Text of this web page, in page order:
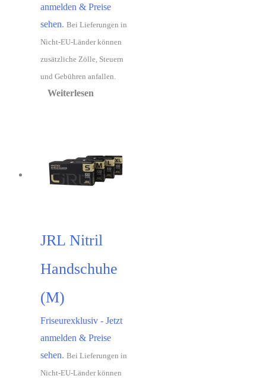
anmelden & Preise
sehen. Bei Lieferungen in
Nicht-EU-Länder können
zusätzliche Zölle, Steuern
und Gebühren anfallen.
Weiterlesen
JRL Nitril
Handschuhe
(M)
Friseurexklusiv - Jetzt
anmelden & Preise
sehen. Bei Lieferungen in
Nicht-EU-Länder können